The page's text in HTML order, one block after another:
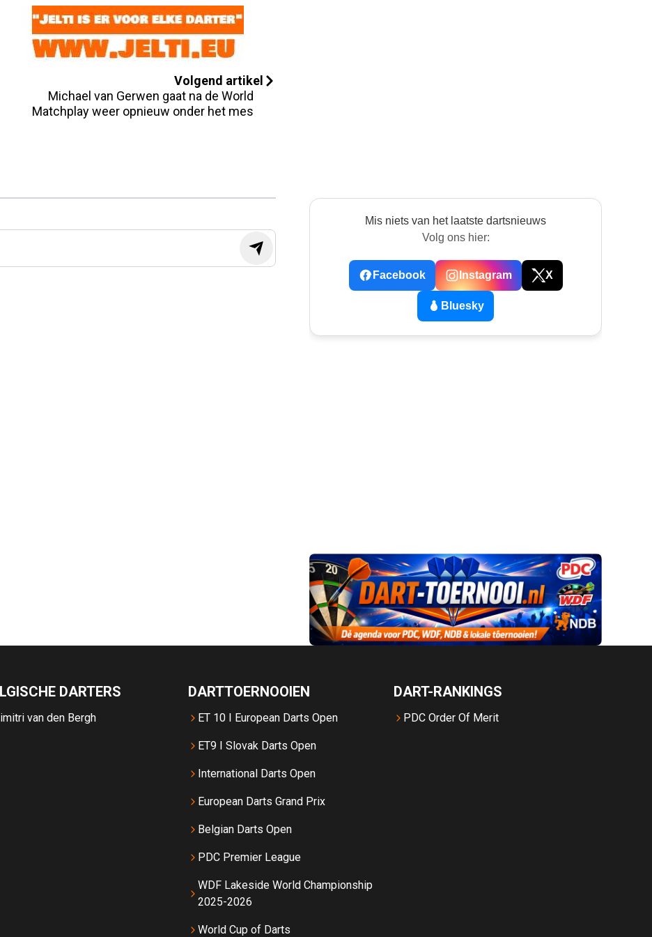
Volgend artikel
Michael van Gerwen gaat na de World
Matchplay weer opnieuw onder het mes
Mis niets van het laatste dartsnieuws
Volg ons hier:
Facebook Instagram X
Bluesky
DARTERS
van den Bergh
DARTTOERNOOIEN
ET 10 I European Darts Open
ET9 I Slovak Darts Open
International Darts Open
European Darts Grand Prix
Belgian Darts Open
PDC Premier League
WDF Lakeside World Championship
2025-2026
World Cup of Darts
DART-RANKINGS
PDC Order Of Merit